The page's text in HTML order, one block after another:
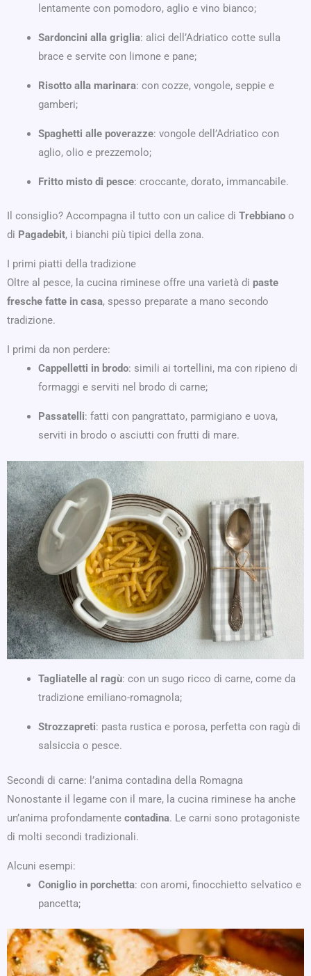
lentamente con pomodoro, aglio e vino bianco;
Sardoncini alla griglia: alici dell’Adriatico cotte sulla
brace e servite con limone e pane;
Risotto alla marinara: con cozze, vongole, seppie e
gamberi;
Spaghetti alle poverazze: vongole dell’Adriatico con
aglio, olio e prezzemolo;
Fritto misto di pesce: croccante, dorato, immancabile.
Il consiglio? Accompagna il tutto con un calice di Trebbiano o
di Pagadebit, i bianchi più tipici della zona.
I primi piatti della tradizione
Oltre al pesce, la cucina riminese offre una varietà di paste
fresche fatte in casa, spesso preparate a mano secondo
tradizione.
I primi da non perdere:
Cappelletti in brodo: simili ai tortellini, ma con ripieno di
formaggi e serviti nel brodo di carne;
Passatelli: fatti con pangrattato, parmigiano e uova,
serviti in brodo o asciutti con frutti di mare.
Tagliatelle al ragù: con un sugo ricco di carne, come da
tradizione emiliano-romagnola;
Strozzapreti: pasta rustica e porosa, perfetta con ragù di
salsiccia o pesce.
Secondi di carne: l’anima contadina della Romagna
Nonostante il legame con il mare, la cucina riminese ha anche
un’anima profondamente contadina. Le carni sono protagoniste
di molti secondi tradizionali.
Alcuni esempi:
Coniglio in porchetta: con aromi, finocchietto selvatico e
pancetta;